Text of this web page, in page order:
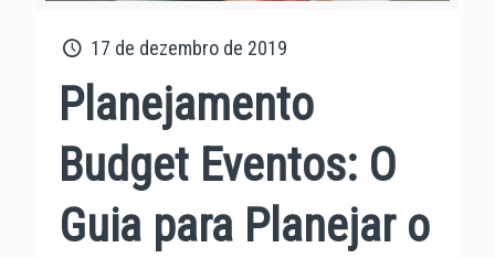
17 de dezembro de 2019
Planejamento
Budget Eventos: O
Guia para Planejar o